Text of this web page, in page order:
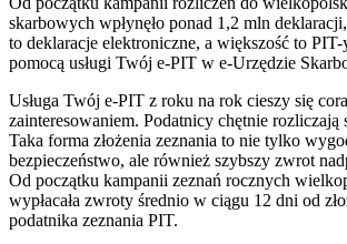
skarbowych wpłynęło ponad 1,2 mln
to deklaracje elektroniczne, a większość to PIT-
pomocą usługi Twój e-PIT w e-Urzędzie
Usługa Twój e-PIT z roku na rok cieszy się
zainteresowaniem. Podatnicy chętnie rozliczają
Taka forma złożenia zeznania to nie tylko
bezpieczeństwo, ale również szybszy zwrot
Od początku kampanii zeznań rocznych
wypłacała zwroty średnio w ciągu 12 dni od
podatnika zeznania PIT.